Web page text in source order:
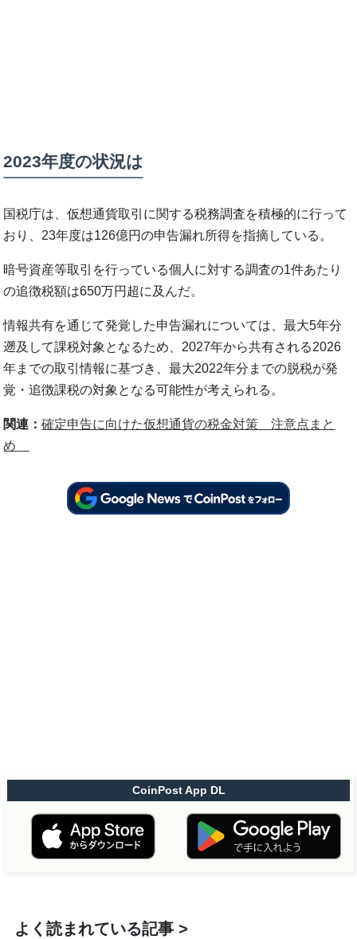
2023年度の状況は
国税庁は、仮想通貨取引に関する税務調査を積極的に行って
おり、23年度は126億円の申告漏れ所得を指摘している。
暗号資産等取引を行っている個人に対する調査の1件あたり
の追徴税額は650万円超に及んだ。
情報共有を通じて発覚した申告漏れについては、最大5年分
遡及して課税対象となるため、2027年から共有される2026
年までの取引情報に基づき、最大2022年分までの脱税が発
覚・追徴課税の対象となる可能性が考えられる。
関連：確定申告に向けた仮想通貨の税金対策 注意点まと
め
CoinPost App DL
よく読まれている記事